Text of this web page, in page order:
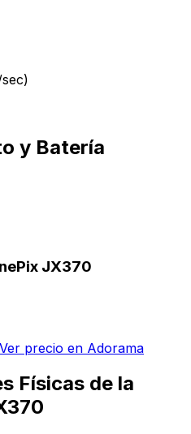
y Batería
JX370
Ver precio en Adorama
Físicas de la